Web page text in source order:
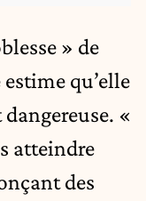
» de
qu’elle
«
atteindre
des